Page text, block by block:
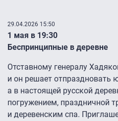
29.04.2026 15:50
1 мая в 19:30
Беспринципные в деревне
Отставному генералу
и он решает отпраздновать
а в настоящей русской
погружением, праздничной
и деревенским спа.